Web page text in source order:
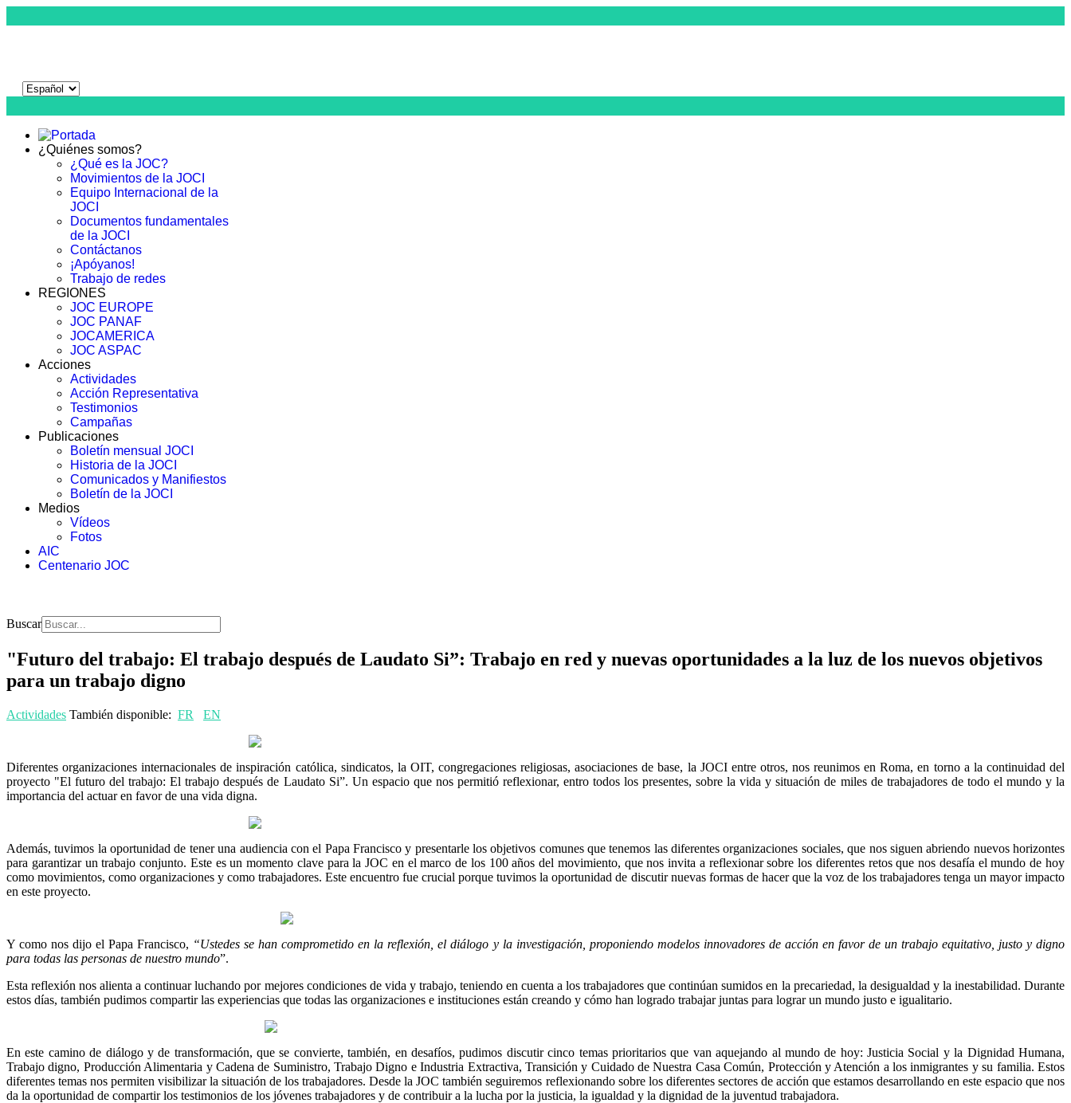
¿Quiénes somos?
¿Qué es la JOC?
Movimientos de la JOCI
Equipo Internacional de la
JOCI
Documentos fundamentales
de la JOCI
Contáctanos
¡Apóyanos!
Trabajo de redes
REGIONES
JOC EUROPE
JOC PANAF
JOCAMERICA
JOC ASPAC
Acciones
Actividades
Acción Representativa
Testimonios
Campañas
Publicaciones
Boletín mensual JOCI
Historia de la JOCI
Comunicados y Manifiestos
Boletín de la JOCI
Medios
Vídeos
Fotos
AIC
Centenario JOC
Buscar
"Futuro del trabajo: El trabajo después de Laudato Si”: Trabajo en red y nuevas oportunidades a la luz de los nuevos objetivos
para un trabajo digno
Actividades También disponible: FR EN
Diferentes organizaciones internacionales de inspiración católica, sindicatos, la OIT, congregaciones religiosas, asociaciones de base, la JOCI entre otros, nos reunimos en Roma, en torno a la continuidad del
proyecto "El futuro del trabajo: El trabajo después de Laudato Si”. Un espacio que nos permitió reflexionar, entro todos los presentes, sobre la vida y situación de miles de trabajadores de todo el mundo y la
importancia del actuar en favor de una vida digna.
Además, tuvimos la oportunidad de tener una audiencia con el Papa Francisco y presentarle los objetivos comunes que tenemos las diferentes organizaciones sociales, que nos siguen abriendo nuevos horizontes
para garantizar un trabajo conjunto. Este es un momento clave para la JOC en el marco de los 100 años del movimiento, que nos invita a reflexionar sobre los diferentes retos que nos desafía el mundo de hoy
como movimientos, como organizaciones y como trabajadores. Este encuentro fue crucial porque tuvimos la oportunidad de discutir nuevas formas de hacer que la voz de los trabajadores tenga un mayor impacto
en este proyecto.
Y como nos dijo el Papa Francisco, “Ustedes se han comprometido en la reflexión, el diálogo y la investigación, proponiendo modelos innovadores de acción en favor de un trabajo equitativo, justo y digno
para todas las personas de nuestro mundo”.
Esta reflexión nos alienta a continuar luchando por mejores condiciones de vida y trabajo, teniendo en cuenta a los trabajadores que continúan sumidos en la precariedad, la desigualdad y la inestabilidad. Durante
estos días, también pudimos compartir las experiencias que todas las organizaciones e instituciones están creando y cómo han logrado trabajar juntas para lograr un mundo justo e igualitario.
En este camino de diálogo y de transformación, que se convierte, también, en desafíos, pudimos discutir cinco temas prioritarios que van aquejando al mundo de hoy: Justicia Social y la Dignidad Humana,
Trabajo digno, Producción Alimentaria y Cadena de Suministro, Trabajo Digno e Industria Extractiva, Transición y Cuidado de Nuestra Casa Común, Protección y Atención a los inmigrantes y su familia. Estos
diferentes temas nos permiten visibilizar la situación de los trabajadores. Desde la JOC también seguiremos reflexionando sobre los diferentes sectores de acción que estamos desarrollando en este espacio que nos
da la oportunidad de compartir los testimonios de los jóvenes trabajadores y de contribuir a la lucha por la justicia, la igualdad y la dignidad de la juventud trabajadora.